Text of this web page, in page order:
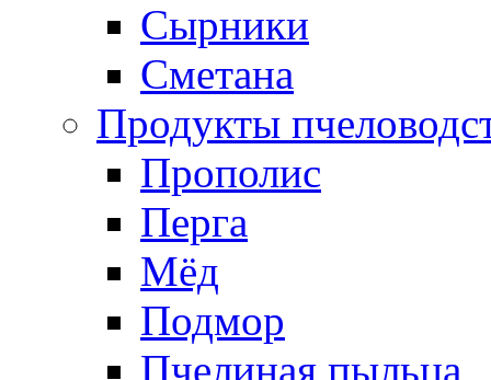
Сырники
Сметана
Продукты
Прополис
Перга
Мёд
Подмор
Пчелиная пыльца